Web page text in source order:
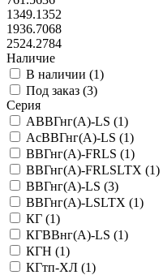
1349.1352
1936.7068
2524.2784
Наличие
В наличии (1)
Под заказ (3)
Серия
АВВГнг(А)-LS (1)
АсВВГнг(А)-LS (1)
ВВГнг(А)-FRLS (1)
ВВГнг(А)-FRLSLTX (1)
ВВГнг(А)-LS (3)
ВВГнг(А)-LSLTX (1)
КГ (1)
КГВВнг(А)-LS (1)
КГН (1)
КГтп-ХЛ (1)